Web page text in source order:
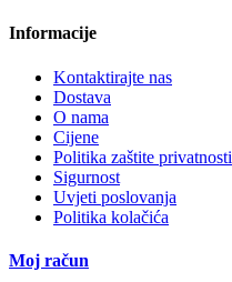
Informacije
Kontaktirajte nas
Dostava
O nama
Cijene
Politika zaštite privatnosti
Sigurnost
Uvjeti poslovanja
Politika kolačića
Moj račun